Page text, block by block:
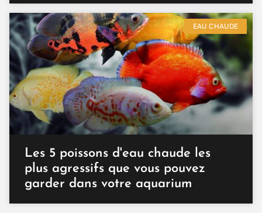
EAU CHAUDE
Les 5 poissons d'eau chaude les
plus agressifs que vous pouvez
garder dans votre aquarium